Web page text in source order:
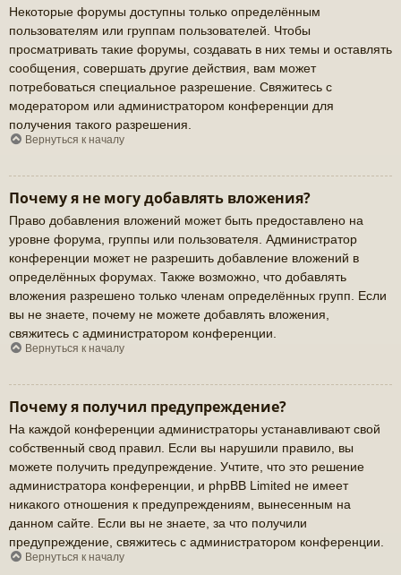
Некоторые форумы доступны только определённым
пользователям или группам пользователей. Чтобы
просматривать такие форумы, создавать в них темы и оставлять
сообщения, совершать другие действия, вам может
потребоваться специальное разрешение. Свяжитесь с
модератором или администратором конференции для
получения такого разрешения.
Вернуться к началу
Почему я не могу добавлять вложения?
Право добавления вложений может быть предоставлено на
уровне форума, группы или пользователя. Администратор
конференции может не разрешить добавление вложений в
определённых форумах. Также возможно, что добавлять
вложения разрешено только членам определённых групп. Если
вы не знаете, почему не можете добавлять вложения,
свяжитесь с администратором конференции.
Вернуться к началу
Почему я получил предупреждение?
На каждой конференции администраторы устанавливают свой
собственный свод правил. Если вы нарушили правило, вы
можете получить предупреждение. Учтите, что это решение
администратора конференции, и phpBB Limited не имеет
никакого отношения к предупреждениям, вынесенным на
данном сайте. Если вы не знаете, за что получили
предупреждение, свяжитесь с администратором конференции.
Вернуться к началу